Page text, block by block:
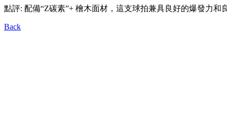
點評: 配備“Z碳素”+ 檜木面材，這支球拍兼具良好的爆發力和
Back